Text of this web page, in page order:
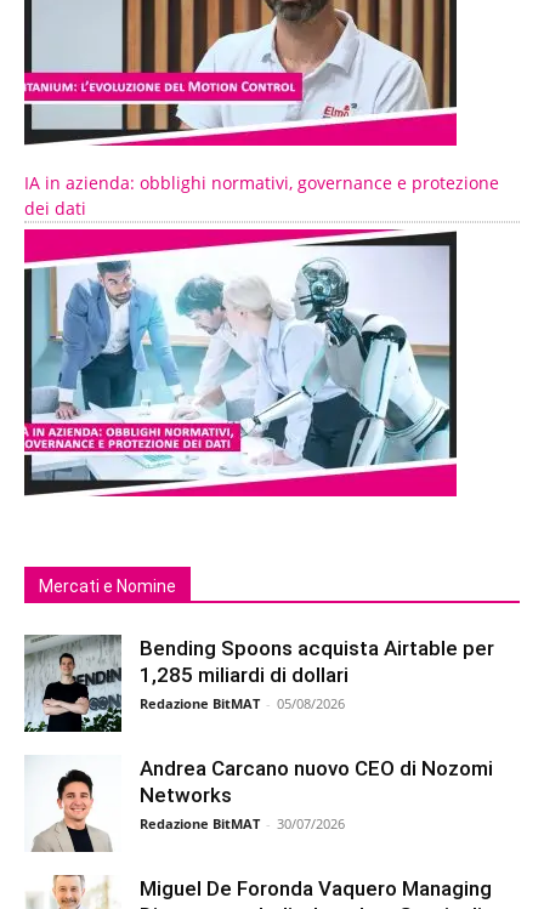
IA in azienda: obblighi normativi, governance e protezione
dei dati
Mercati e Nomine
Bending Spoons acquista Airtable per
1,285 miliardi di dollari
Redazione BitMAT - 05/08/2026
Andrea Carcano nuovo CEO di Nozomi
Networks
Redazione BitMAT - 30/07/2026
Miguel De Foronda Vaquero Managing